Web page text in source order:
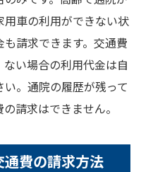
車の利用ができない状
請求できます。交通費
い場合の利用代金は自
。通院の履歴が残って
請求はできません。
費の請求方法